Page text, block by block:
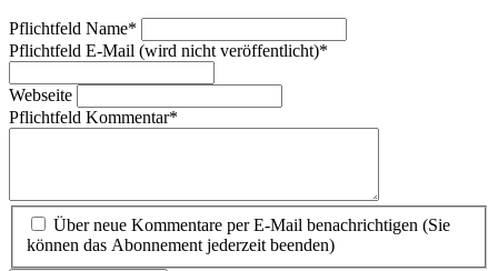
Pflichtfeld Name*
Pflichtfeld E-Mail (wird nicht veröffentlicht)*
Webseite
Pflichtfeld Kommentar*
Über neue Kommentare per E-Mail benachrichtigen (Sie
können das Abonnement jederzeit beenden)